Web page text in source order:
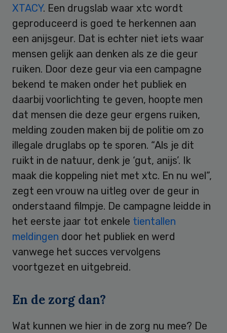
XTACY. Een drugslab waar xtc wordt
geproduceerd is goed te herkennen aan
een anijsgeur. Dat is echter niet iets waar
mensen gelijk aan denken als ze die geur
ruiken. Door deze geur via een campagne
bekend te maken onder het publiek en
daarbij voorlichting te geven, hoopte men
dat mensen die deze geur ergens ruiken,
melding zouden maken bij de politie om zo
illegale druglabs op te sporen. “Als je dit
ruikt in de natuur, denk je ‘gut, anijs’. Ik
maak die koppeling niet met xtc. En nu wel”,
zegt een vrouw na uitleg over de geur in
onderstaand filmpje. De campagne leidde in
het eerste jaar tot enkele tientallen
meldingen door het publiek en werd
vanwege het succes vervolgens
voortgezet en uitgebreid.
En de zorg dan?
Wat kunnen we hier in de zorg nu mee? De